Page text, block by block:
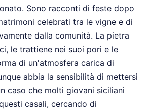
Sono racconti di feste dopo
celebrati tra le vigne e di
dalla comunità. La pietra
le trattiene nei suoi pori e le
di un'atmosfera carica di
abbia la sensibilità di mettersi
caso che molti giovani siciliani
casali, cercando di